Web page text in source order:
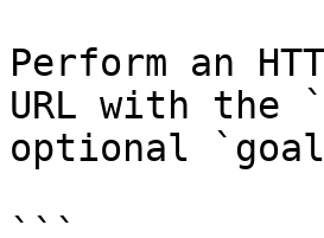
Perform an
URL with the
optional